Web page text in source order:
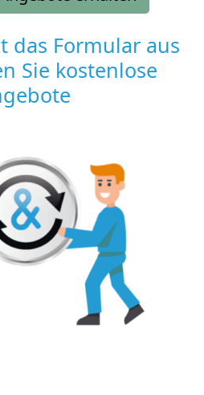
das Formular aus
Sie kostenlose